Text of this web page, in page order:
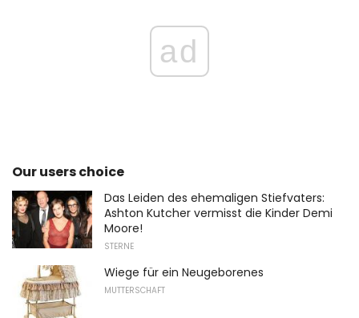
ad
Our users choice
Das Leiden des ehemaligen Stiefvaters:
Ashton Kutcher vermisst die Kinder Demi
Moore!
STERNE
Wiege für ein Neugeborenes
MUTTERSCHAFT